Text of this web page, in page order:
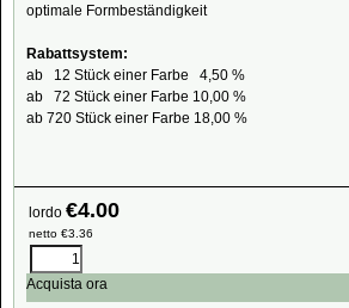
optimale Formbeständigkeit
Rabattsystem:
ab 12 Stück einer Farbe 4,50 %
ab 72 Stück einer Farbe 10,00 %
ab 720 Stück einer Farbe 18,00 %
lordo €4.00
netto €3.36
Acquista ora